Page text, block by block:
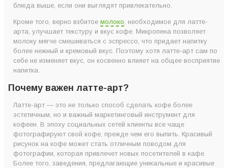
блюда выше, если они выглядят привлекательно.
Кроме того, верно взбитое молоко , необходимое для латте-
арта, улучшает текстуру и вкус кофе. Микропена позволяет
молоку мягче смешиваться с эспрессо, что придает напитку
более нежный и кремовый вкус. Поэтому хотя латте-арт сам по
себе не изменяет вкус, он косвенно влияет на общее восприятие
напитка.
Почему важен латте-арт?
Латте-арт — это не только способ сделать кофе более
эстетичным, но и важный маркетинговый инструмент для
кофеен. В эпоху социальных сетей клиенты все чаще
фотографируют свой кофе, прежде чем его выпить. Красивый
рисунок на кофе может стать отличным поводом для
фотографии, которая привлечет новых посетителей в кафе.
Более того, заведения, предлагающие уникальные и красивые